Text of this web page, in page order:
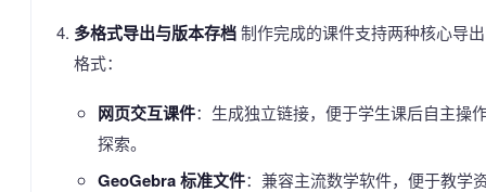
多格式导出与版本存档制作完成的课件支持两种核心导出
格式：
网页交互课件：生成独立链接，便于学生课后自主操
探索。
GeoGebra 标准文件：兼容主流数学软件，便于教学